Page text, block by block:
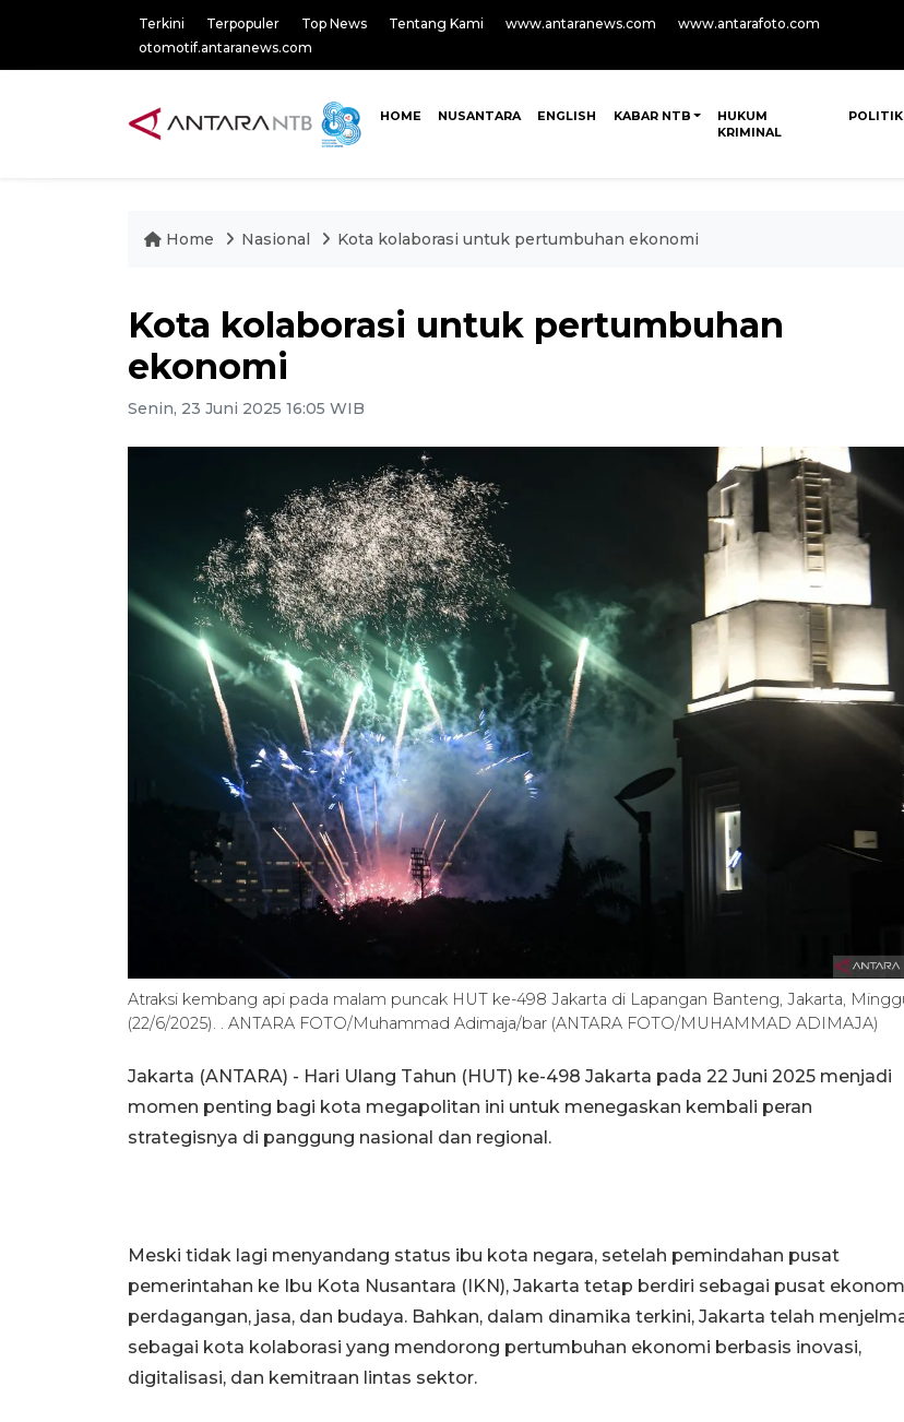
Terkini Terpopuler Top News Tentang Kami www.antaranews.com
www.antarafoto.com
otomotif.antaranews.com
HOME NUSANTARA ENGLISH KABAR NTB
HUKUM
KRIMINAL
POLITIK
Home Nasional Kota kolaborasi untuk pertumbuhan ekonomi
Kota kolaborasi untuk pertumbuhan
ekonomi
Senin, 23 Juni 2025 16:05 WIB
Atraksi kembang api pada malam puncak HUT ke-498 Jakarta di Lapangan Banteng, Jakarta,
(22/6/2025). . ANTARA FOTO/Muhammad Adimaja/bar (ANTARA FOTO/MUHAMMAD ADIMAJA)
Jakarta (ANTARA) - Hari Ulang Tahun (HUT) ke-498 Jakarta pada 22 Juni 2025 menjadi
momen penting bagi kota megapolitan ini untuk menegaskan kembali peran
strategisnya di panggung nasional dan regional.
Meski tidak lagi menyandang status ibu kota negara, setelah pemindahan pusat
pemerintahan ke Ibu Kota Nusantara (IKN), Jakarta tetap berdiri sebagai pusat
perdagangan, jasa, dan budaya. Bahkan, dalam dinamika terkini, Jakarta telah
sebagai kota kolaborasi yang mendorong pertumbuhan ekonomi berbasis inovasi,
digitalisasi, dan kemitraan lintas sektor.